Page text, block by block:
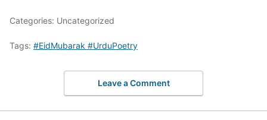
Categories: Uncategorized
Tags: #EidMubarak #UrduPoetry
Leave a Comment